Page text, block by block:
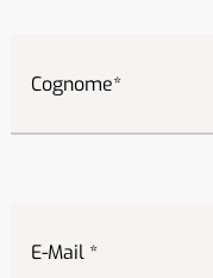
Cognome
E-Mail